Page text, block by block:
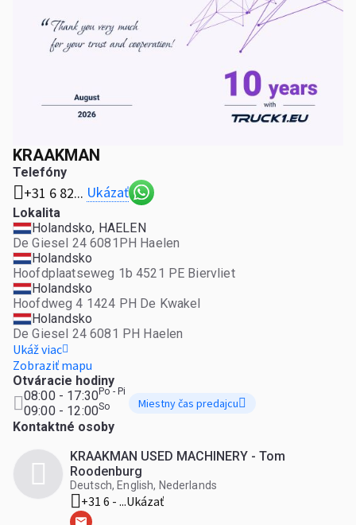
KRAAKMAN
Telefóny
+31 6 82... Ukázať
Lokalita
Holandsko, HAELEN
De Giesel 24 6081PH Haelen
Holandsko
Hoofdplaatseweg 1b 4521 PE Biervliet
Holandsko
Hoofdweg 4 1424 PH De Kwakel
Holandsko
De Giesel 24 6081 PH Haelen
Ukáž viac
Zobraziť mapu
Otváracie hodiny
08:00 - 17:30Po - Pi
09:00 - 12:00So Miestny čas predajcu
Kontaktné osoby
KRAAKMAN USED MACHINERY - Tom
Roodenburg
Deutsch, English, Nederlands
+31 6 - ...Ukázať